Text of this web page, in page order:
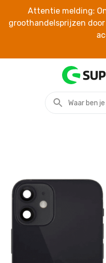
Attentie melding:
groothandelsprijzen